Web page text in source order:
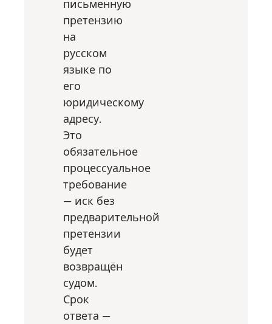
письменную
претензию
на
русском
языке по
его
юридическому
адресу.
Это
обязательное
процессуальное
требование
— иск без
предварительной
претензии
будет
возвращён
судом.
Срок
ответа —